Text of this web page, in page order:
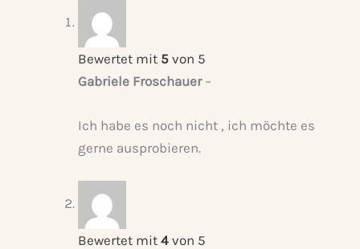
Bewertet mit 5 von 5
Gabriele Froschauer –
Ich habe es noch nicht , ich möchte es
gerne ausprobieren.
Bewertet mit4 von 5